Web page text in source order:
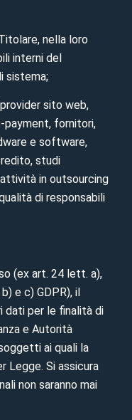
nella loro
interni del
sistema;
sito web,
payment, fornitori,
e software,
studi
in outsourcing
di responsabili
(ex art. 24 lett. a),
e c) GDPR), il
dati per le finalità di
e Autorità
ai quali la
Legge. Si assicura
non saranno mai